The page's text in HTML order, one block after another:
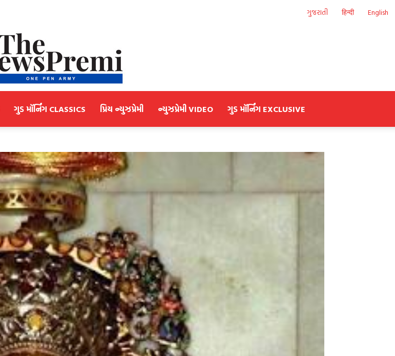
ગુજરાતી हिन्दी English
Gujarati
ગુડ મૉર્નિંગ CLASSICS પ્રિય ન્યુઝપ્રેમી ન્યુઝપ્રેમી VIDEO ગુડ મૉર્નિંગ EXCLUSIVE